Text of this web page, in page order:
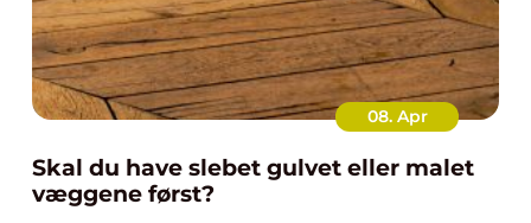
08. Apr
Skal du have slebet gulvet eller malet
væggene først?